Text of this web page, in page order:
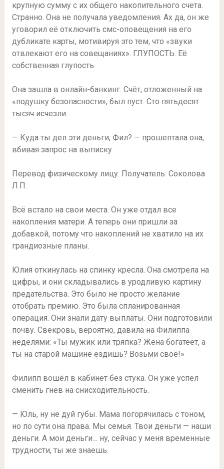
крупную сумму с их общего накопительного счета.
Странно. Она не получала уведомления. Ах да, он же
уговорил её отключить смс-оповещения на его
дубликате карты, мотивируя это тем, что «звуки
отвлекают его на совещаниях». ГЛУПОСТЬ. Её
собственная глупость.
Она зашла в онлайн-банкинг. Счёт, отложенный на
«подушку безопасности», был пуст. Сто пятьдесят
тысяч исчезли.
— Куда ты дел эти деньги, Фил? — прошептала она,
вбивая запрос на выписку.
Перевод физическому лицу. Получатель: Соколова
Л.П.
Всё встало на свои места. Он уже отдал все
накопления матери. А теперь они пришли за
добавкой, потому что накоплений не хватило на их
грандиозные планы.
Юлия откинулась на спинку кресла. Она смотрела на
цифры, и они складывались в уродливую картину
предательства. Это было не просто желание
отобрать премию. Это была спланированная
операция. Они знали дату выплаты. Они подготовили
почву. Свекровь, вероятно, давила на Филиппа
неделями: «Ты мужик или тряпка? Жена богатеет, а
ты на старой машине ездишь? Возьми своё!»
Филипп вошёл в кабинет без стука. Он уже успел
сменить гнев на снисходительность.
— Юль, ну не дуй губы. Мама погорячилась с тоном,
но по сути она права. Мы семья. Твои деньги — наши
деньги. А мои деньги… ну, сейчас у меня временные
трудности, ты же знаешь.